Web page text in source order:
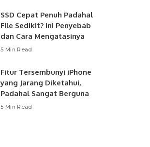
SSD Cepat Penuh Padahal
File Sedikit? Ini Penyebab
dan Cara Mengatasinya
5 Min Read
Fitur Tersembunyi iPhone
yang Jarang Diketahui,
Padahal Sangat Berguna
5 Min Read